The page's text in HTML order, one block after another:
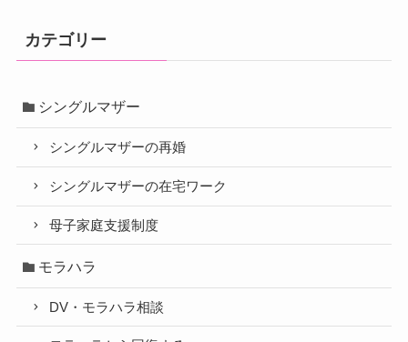
カテゴリー
シングルマザー
シングルマザーの再婚
シングルマザーの在宅ワーク
母子家庭支援制度
モラハラ
DV・モラハラ相談